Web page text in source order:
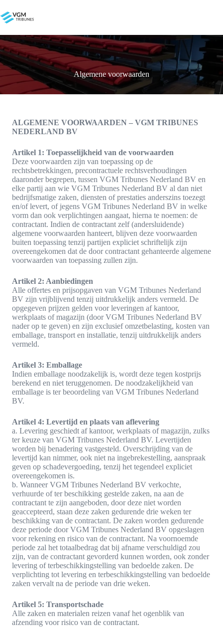
naar
de
Algemene voorwaarden
ALGEMENE VOORWAARDEN – VGM TRIBUNES
NEDERLAND BV
Artikel 1: Toepasselijkheid van de voorwaarden
Deze voorwaarden zijn van toepassing op de
rechtsbetrekkingen, precontractuele rechtsverhoudingen
daaronder begrepen, tussen VGM Tribunes Nederland BV en
elke partij aan wie VGM Tribunes Nederland BV al dan niet
bedrijfsmatige zaken, diensten of prestaties anderszins toezegt
en/of levert, of jegens VGM Tribunes Nederland BV in welke
vorm dan ook verplichtingen aangaat, hierna te noemen: de
contractant. Indien de contractant zelf (andersluidende)
algemene voorwaarden hanteert, blijven deze voorwaarden
buiten toepassing tenzij partijen expliciet schriftelijk zijn
overeengekomen dat de door contractant gehanteerde algemene
voorwaarden van toepassing zullen zijn.
Artikel 2: Aanbiedingen
Alle offertes en prijsopgaven van VGM Tribunes Nederland
BV zijn vrijblijvend tenzij uitdrukkelijk anders vermeld. De
opgegeven prijzen gelden voor leveringen af kantoor,
werkplaats of magazijn (door VGM Tribunes Nederland BV
nader op te geven) en zijn exclusief omzetbelasting, kosten van
emballage, transport en installatie, tenzij uitdrukkelijk anders
vermeld.
Artikel 3: Emballage
Indien emballage noodzakelijk is, wordt deze tegen kostprijs
berekend en niet teruggenomen. De noodzakelijkheid van
emballage is ter beoordeling van VGM Tribunes Nederland
BV.
Artikel 4: Levertijd en plaats van aflevering
a. Levering geschiedt af kantoor, werkplaats of magazijn, zulks
ter keuze van VGM Tribunes Nederland BV. Levertijden
worden bij benadering vastgesteld. Overschrijding van de
levertijd kan nimmer, ook niet na ingebrekestelling, aanspraak
geven op schadevergoeding, tenzij het tegendeel expliciet
overeengekomen is.
b. Wanneer VGM Tribunes Nederland BV verkochte,
verhuurde of ter beschikking gestelde zaken, na aan de
contractant te zijn aangeboden, door deze niet worden
geaccepteerd, staan deze zaken gedurende drie weken ter
beschikking van de contractant. De zaken worden gedurende
deze periode door VGM Tribunes Nederland BV opgeslagen
voor rekening en risico van de contractant. Na voornoemde
periode zal het totaalbedrag dat bij afname verschuldigd zou
zijn, van de contractant gevorderd kunnen worden, ook zonder
levering of terbeschikkingstelling van bedoelde zaken. De
verplichting tot levering en terbeschikkingstelling van bedoelde
zaken vervalt na de periode van drie weken.
Artikel 5: Transportschade
Alle zaken en materialen reizen vanaf het ogenblik van
afzending voor risico van de contractant.